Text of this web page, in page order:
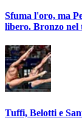
Sfuma l'oro, ma
libero. Bronzo nel
Tuffi, Belotti e